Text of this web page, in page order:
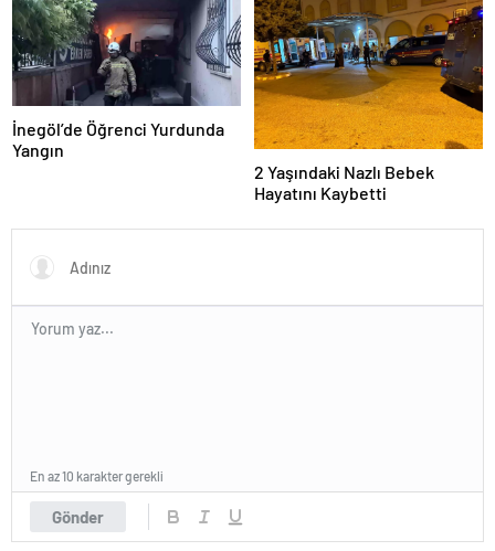
İnegöl’de Öğrenci Yurdunda
Yangın
2 Yaşındaki Nazlı Bebek
Hayatını Kaybetti
Gönder
En az 10 karakter gerekli